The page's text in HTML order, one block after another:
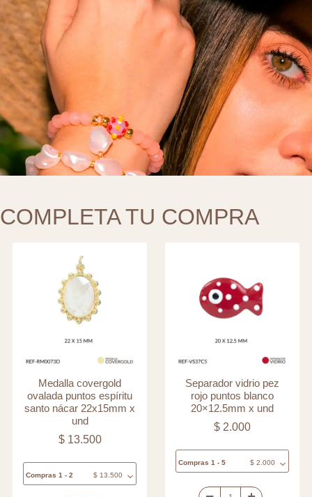
COMPLETA TU COMPRA
Medalla covergold
ovalada puntos espíritu
santo nácar 22x15mm x
und
$13.500
Compras 1 - 2 $13.500
Separador vidrio pez
rojo puntos blanco
20×12.5mm x und
$ 2.000
Compras 1 - 5 $2.000